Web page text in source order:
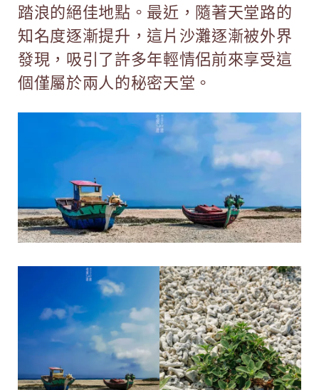
踏浪的絕佳地點。最近，隨著天堂路的
知名度逐漸提升，這片沙灘逐漸被外界
發現，吸引了許多年輕情侶前來享受這
個僅屬於兩人的秘密天堂。